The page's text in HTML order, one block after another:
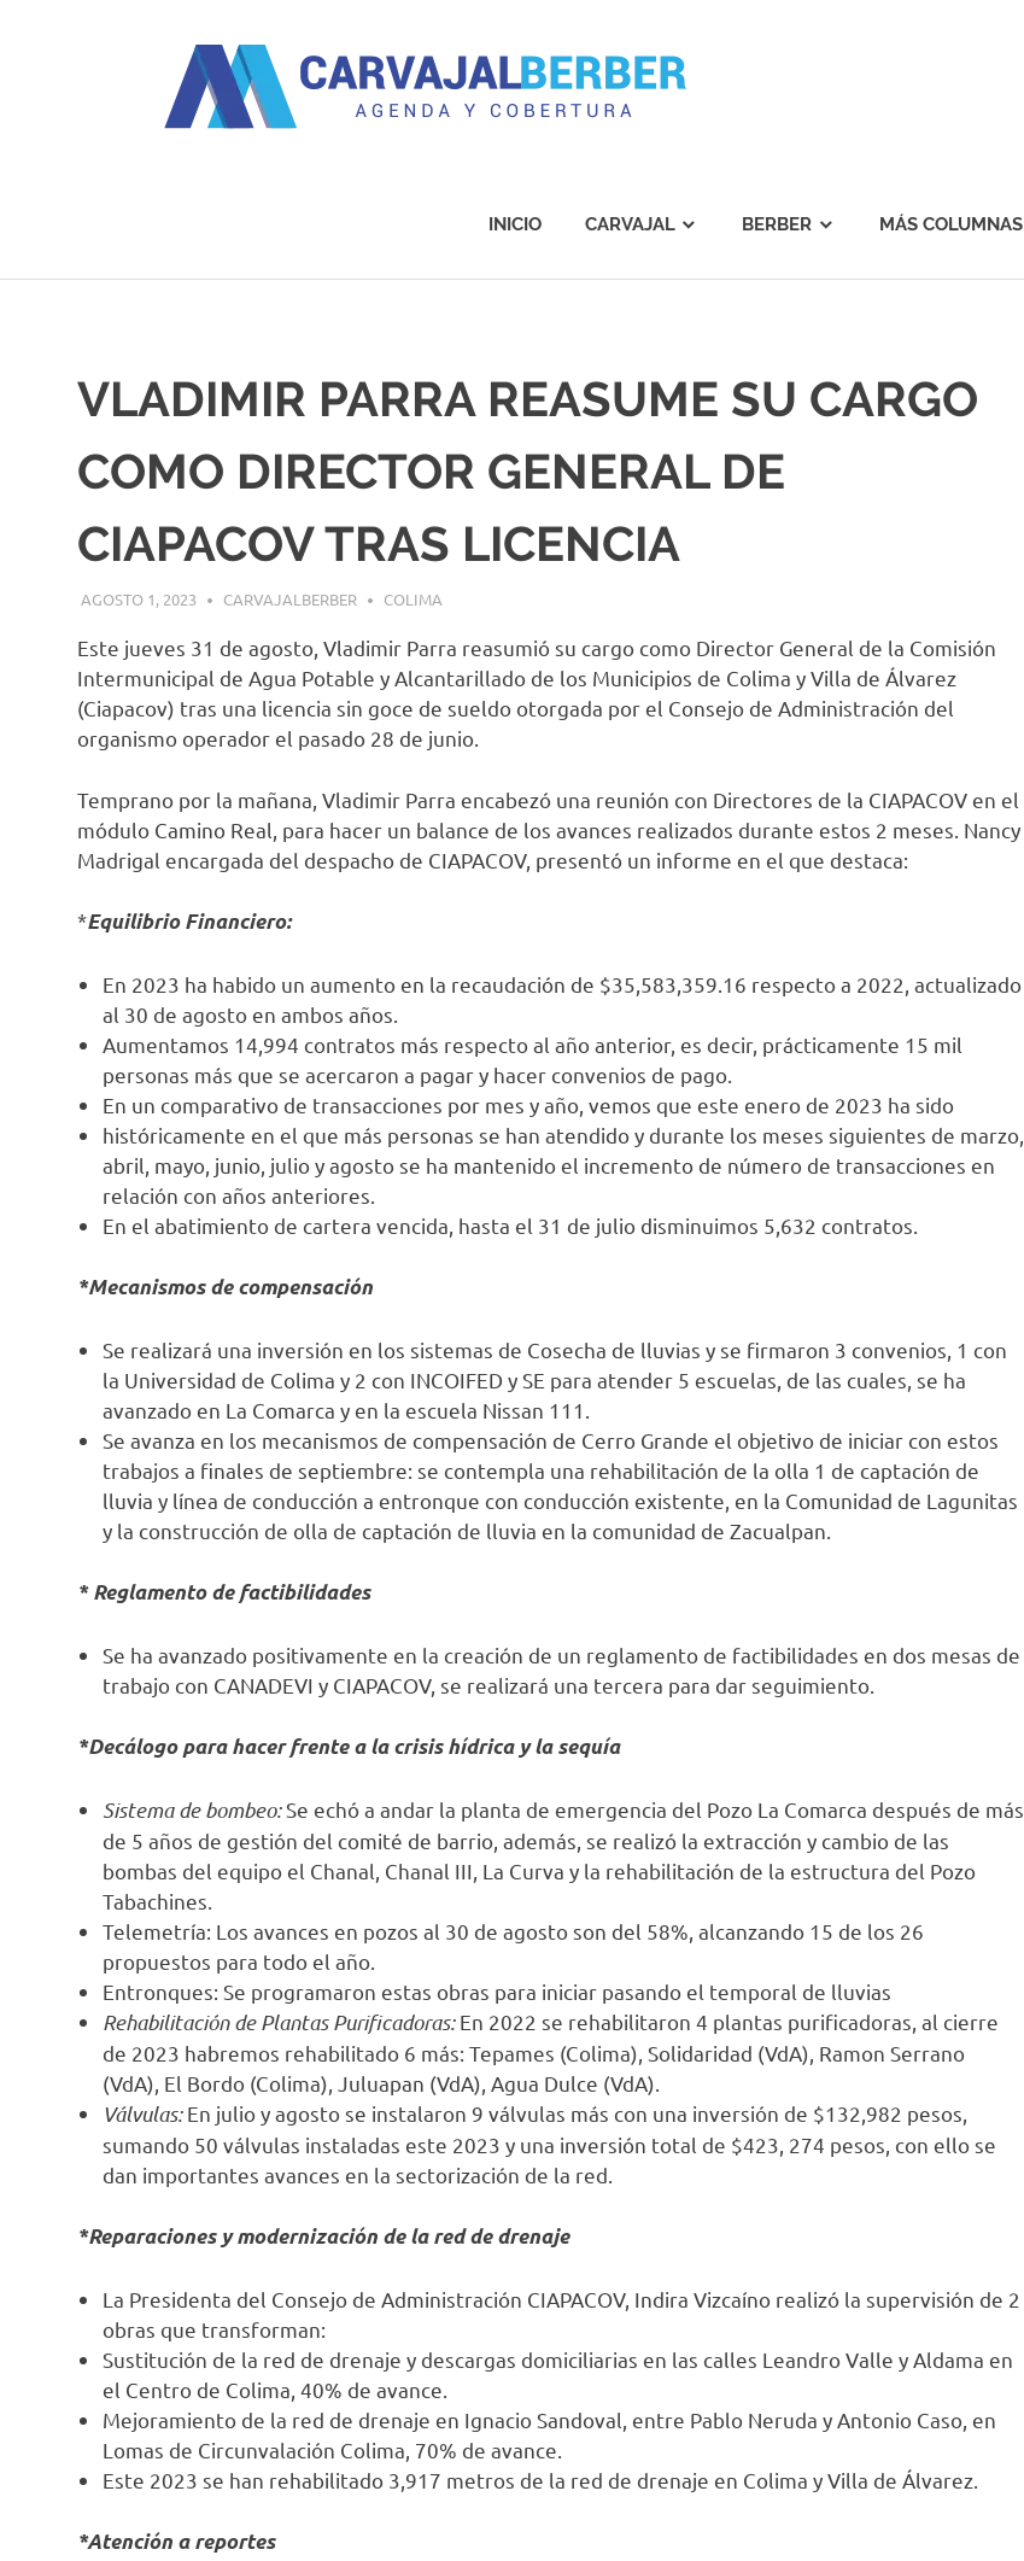
INICIO CARVAJAL BERBER MÁS COLUMNAS
VLADIMIR PARRA REASUME SU CARGO
COMO DIRECTOR GENERAL DE
CIAPACOV TRAS LICENCIA
AGOSTO 1, 2023 CARVAJALBERBER COLIMA
Este jueves 31 de agosto, Vladimir Parra reasumió su cargo como Director General de la Comisión
Intermunicipal de Agua Potable y Alcantarillado de los Municipios de Colima y Villa de Álvarez
(Ciapacov) tras una licencia sin goce de sueldo otorgada por el Consejo de Administración del
organismo operador el pasado 28 de junio.
Temprano por la mañana, Vladimir Parra encabezó una reunión con Directores de la CIAPACOV en el
módulo Camino Real, para hacer un balance de los avances realizados durante estos 2 meses. Nancy
Madrigal encargada del despacho de CIAPACOV, presentó un informe en el que destaca:
*Equilibrio Financiero:
En 2023 ha habido un aumento en la recaudación de $35,583,359.16 respecto a 2022, actualizado
al 30 de agosto en ambos años.
Aumentamos 14,994 contratos más respecto al año anterior, es decir, prácticamente 15 mil
personas más que se acercaron a pagar y hacer convenios de pago.
En un comparativo de transacciones por mes y año, vemos que este enero de 2023 ha sido
históricamente en el que más personas se han atendido y durante los meses siguientes de marzo,
abril, mayo, junio, julio y agosto se ha mantenido el incremento de número de transacciones en
relación con años anteriores.
En el abatimiento de cartera vencida, hasta el 31 de julio disminuimos 5,632 contratos.
*Mecanismos de compensación
Se realizará una inversión en los sistemas de Cosecha de lluvias y se firmaron 3 convenios, 1 con
la Universidad de Colima y 2 con INCOIFED y SE para atender 5 escuelas, de las cuales, se ha
avanzado en La Comarca y en la escuela Nissan 111.
Se avanza en los mecanismos de compensación de Cerro Grande el objetivo de iniciar con estos
trabajos a finales de septiembre: se contempla una rehabilitación de la olla 1 de captación de
lluvia y línea de conducción a entronque con conducción existente, en la Comunidad de Lagunitas
y la construcción de olla de captación de lluvia en la comunidad de Zacualpan.
* Reglamento de factibilidades
Se ha avanzado positivamente en la creación de un reglamento de factibilidades en dos mesas de
trabajo con CANADEVI y CIAPACOV, se realizará una tercera para dar seguimiento.
*Decálogo para hacer frente a la crisis hídrica y la sequía
Sistema de bombeo:Se echó a andar la planta de emergencia del Pozo La Comarca después de más
de 5 años de gestión del comité de barrio, además, se realizó la extracción y cambio de las
bombas del equipo el Chanal, Chanal III, La Curva y la rehabilitación de la estructura del Pozo
Tabachines.
Telemetría: Los avances en pozos al 30 de agosto son del 58%, alcanzando 15 de los 26
propuestos para todo el año.
Entronques: Se programaron estas obras para iniciar pasando el temporal de lluvias
Rehabilitación de Plantas Purificadoras:En 2022 se rehabilitaron 4 plantas purificadoras, al cierre
de 2023 habremos rehabilitado 6 más: Tepames (Colima), Solidaridad (VdA), Ramon Serrano
(VdA), El Bordo (Colima), Juluapan (VdA), Agua Dulce (VdA).
Válvulas:En julio y agosto se instalaron 9 válvulas más con una inversión de $132,982 pesos,
sumando 50 válvulas instaladas este 2023 y una inversión total de $423, 274 pesos, con ello se
dan importantes avances en la sectorización de la red.
*Reparaciones y modernización de la red de drenaje
La Presidenta del Consejo de Administración CIAPACOV, Indira Vizcaíno realizó la supervisión de 2
obras que transforman:
Sustitución de la red de drenaje y descargas domiciliarias en las calles Leandro Valle y Aldama en
el Centro de Colima, 40% de avance.
Mejoramiento de la red de drenaje en Ignacio Sandoval, entre Pablo Neruda y Antonio Caso, en
Lomas de Circunvalación Colima, 70% de avance.
Este 2023 se han rehabilitado 3,917 metros de la red de drenaje en Colima y Villa de Álvarez.
*Atención a reportes